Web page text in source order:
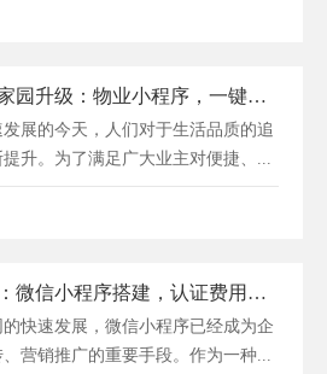
指尖上的家园升级：物业小程序，一键解锁智慧生活
展的今天，人们对于生活品质的追
升。为了满足广大业主对便捷、...
探索无界：微信小程序搭建，认证费用揭秘！
的快速发展，微信小程序已经成为企
营销推广的重要手段。作为一种...